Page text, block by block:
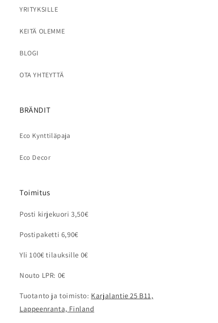
YRITYKSILLE
KEITÄ OLEMME
BLOGI
OTA YHTEYTTÄ
BRÄNDIT
Eco Kynttiläpaja
Eco Decor
Toimitus
Posti kirjekuori 3,50€
Postipaketti 6,90€
Yli 100€ tilauksille 0€
Nouto LPR: 0€
Tuotanto ja toimisto: Karjalantie 25 B11,
Lappeenranta, Finland